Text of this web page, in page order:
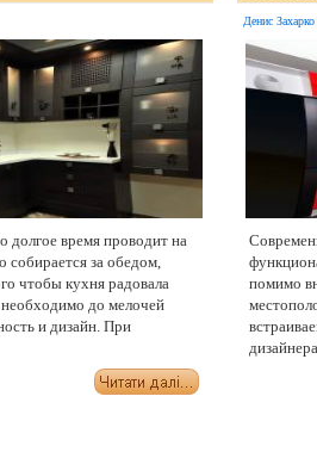
долгое время проводит на
собирается за обедом,
чтобы кухня радовала
до мелочей
и дизайн. При
Денис Захарко
помимо